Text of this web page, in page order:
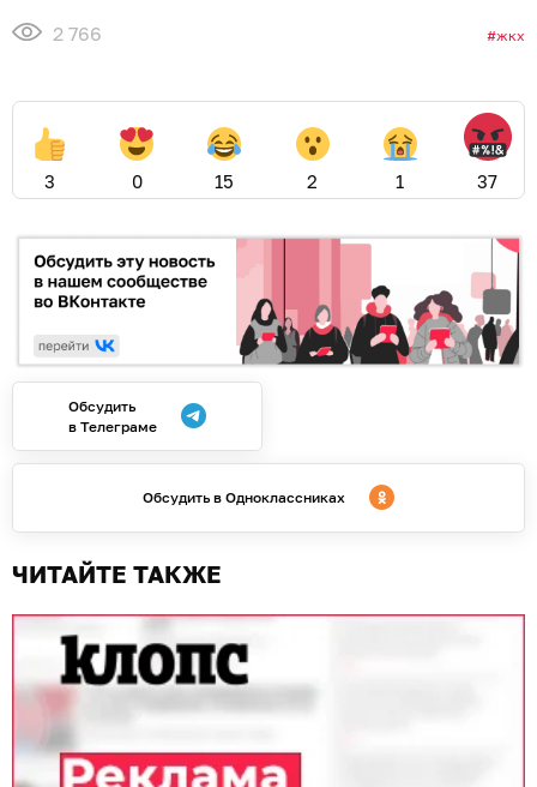
2 766 жкх
3 0 15 2 1 37
Обсудить
в Телеграме
Обсудить в Одноклассниках
ЧИТАЙТЕ ТАКЖЕ